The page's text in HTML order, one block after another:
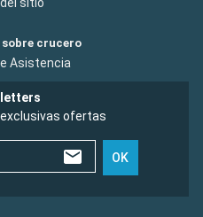
crucero
Asistencia
ofertas
OK